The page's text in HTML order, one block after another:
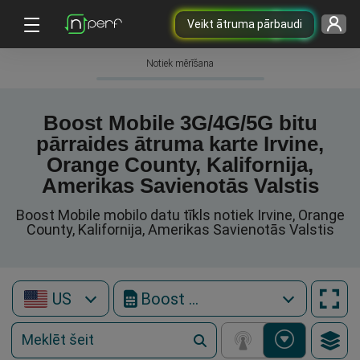
Veikt ātruma pārbaudi
Notiek mērīšana
Boost Mobile 3G/4G/5G bitu
pārraides ātruma karte Irvine,
Orange County, Kalifornija,
Amerikas Savienotās Valstis
Boost Mobile mobilo datu tīkls notiek Irvine, Orange
County, Kalifornija, Amerikas Savienotās Valstis
US Boost Mobile